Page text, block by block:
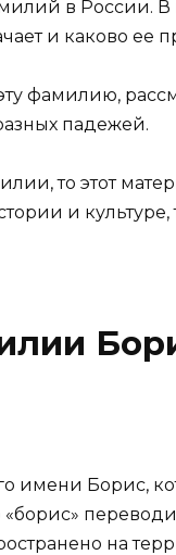
в России. В
и каково ее
фамилию,
падежей.
то этот
и культуре,
имени Борис,
на